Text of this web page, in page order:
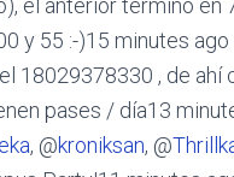
el anterior terminó en
y 55 :-)15 minutes
18029378330 , de ahí
pases / día13
, @kroniksan, @